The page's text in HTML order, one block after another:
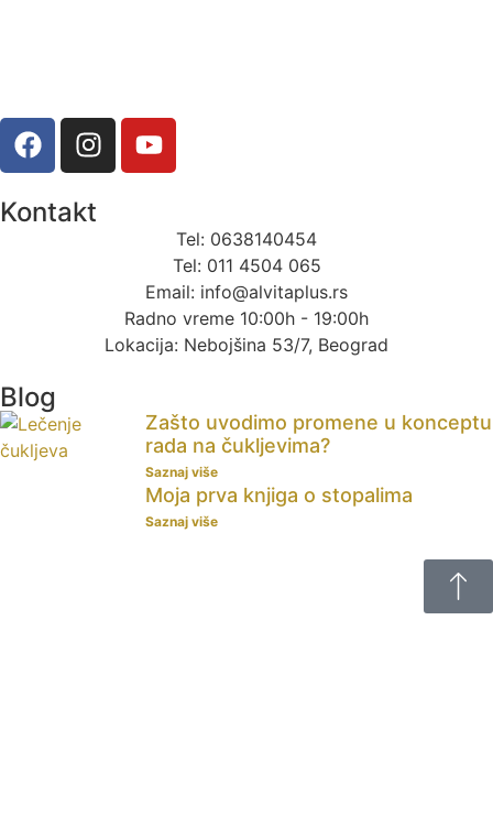
Kontakt
Tel: 0638140454
Tel: 011 4504 065
Email: info@alvitaplus.rs
Radno vreme 10:00h - 19:00h
Lokacija: Nebojšina 53/7, Beograd
Blog
Zašto uvodimo promene u konceptu
rada na čukljevima?
Saznaj više
Moja prva knjiga o stopalima
Saznaj više